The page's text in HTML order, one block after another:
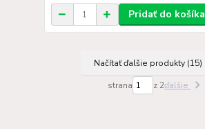
Pridať do košíka
Načítať ďalšie produkty (15)
strana z 2ďalšie